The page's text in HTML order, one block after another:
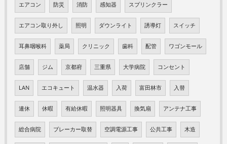
エアコン 防災 消防 感知器 スプリンクラー
エアコン取り外し 照明 ダウンライト 誘導灯 スイッチ
耳鼻咽喉科 薬局 クリニック 歯科 配管 ワゴンモール
店舗 ジム 京都府 三重県 大学病院 コンセント
LAN エコキュート 温水器 入荷 富田林市 入替
連休 休暇 有給休暇 照明器具 換気扇 アンテナ工事
総合病院 ブレーカー取替 空調電源工事 公共工事 木造